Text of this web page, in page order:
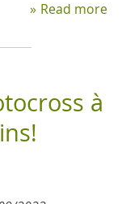
Read more
à